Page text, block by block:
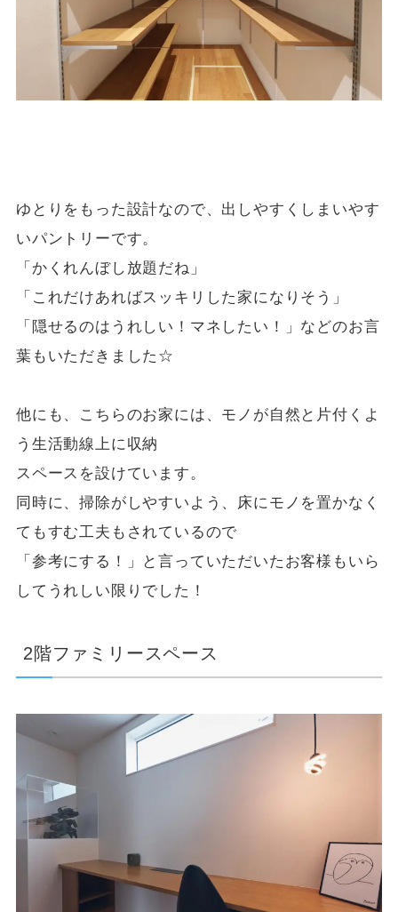
ゆとりをもった設計なので、出しやすくしまいやす
いパントリーです。
「かくれんぼし放題だね」
「これだけあればスッキリした家になりそう」
「隠せるのはうれしい！マネしたい！」などのお言
葉もいただきました☆
他にも、こちらのお家には、モノが自然と片付くよ
う生活動線上に収納
スペースを設けています。
同時に、掃除がしやすいよう、床にモノを置かなく
てもすむ工夫もされているので
「参考にする！」と言っていただいたお客様もいら
してうれしい限りでした！
2階ファミリースペース